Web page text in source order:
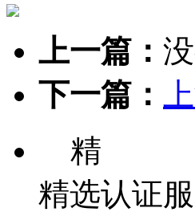
上一篇：
下一篇：
精
精选认证